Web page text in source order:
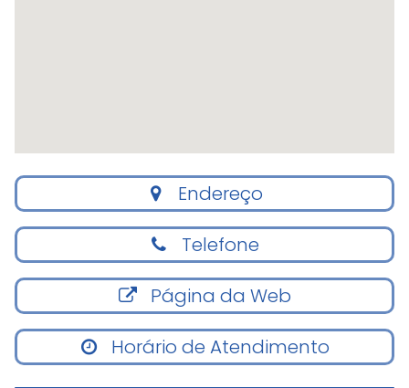
Endereço
Telefone
Página da Web
Horário de Atendimento